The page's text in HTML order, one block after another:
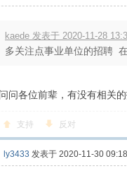
kaede 发表于 2020-11-28
多关注点事业单位的招聘
问各位前辈，有没有相关
支持 反对
ly3433 发表于 2020-11-30